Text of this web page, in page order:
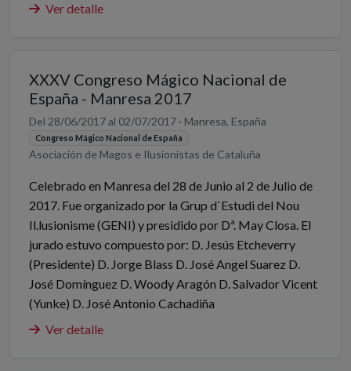
Ver detalle
XXXV Congreso Mágico Nacional de
España - Manresa 2017
Del 28/06/2017 al 02/07/2017 · Manresa, España
Congreso Mágico Nacional de España
Asociación de Magos e Ilusionistas de Cataluña
Celebrado en Manresa del 28 de Junio al 2 de Julio de
2017. Fue organizado por la Grup d`Estudi del Nou
Il.lusionisme (GENI) y presidido por Dª. May Closa. El
jurado estuvo compuesto por: D. Jesús Etcheverry
(Presidente) D. Jorge Blass D. José Angel Suarez D.
José Domínguez D. Woody Aragón D. Salvador Vicent
(Yunke) D. José Antonio Cachadiña
Ver detalle